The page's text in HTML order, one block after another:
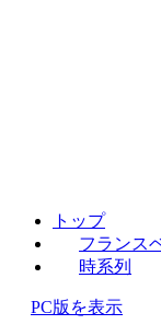
トップ
フランス
時系列
PC版を表示